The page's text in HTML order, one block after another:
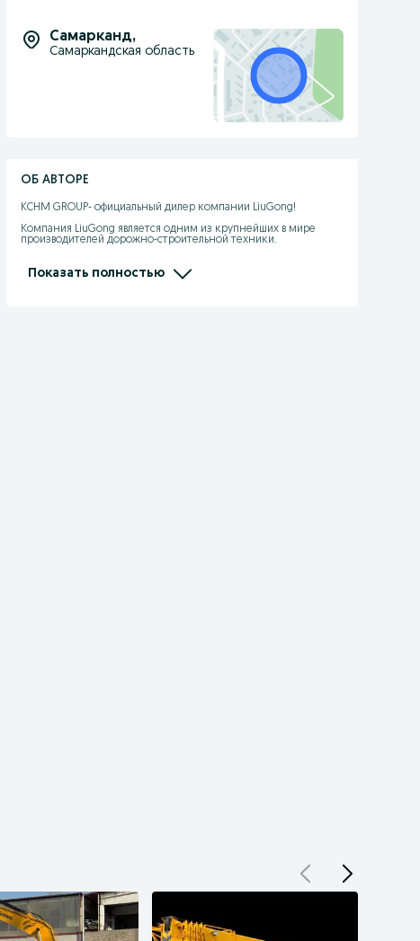
Самарканд,
Самаркандская область
ОБ АВТОРЕ
KCHM GROUP- официальный дилер компании LiuGong!
Компания LiuGong является одним из крупнейших в мире
производителей дорожно-строительной техники.
- гарантия до 2х лет
- продажа, запчасти, выездной сервис
Показать полностью